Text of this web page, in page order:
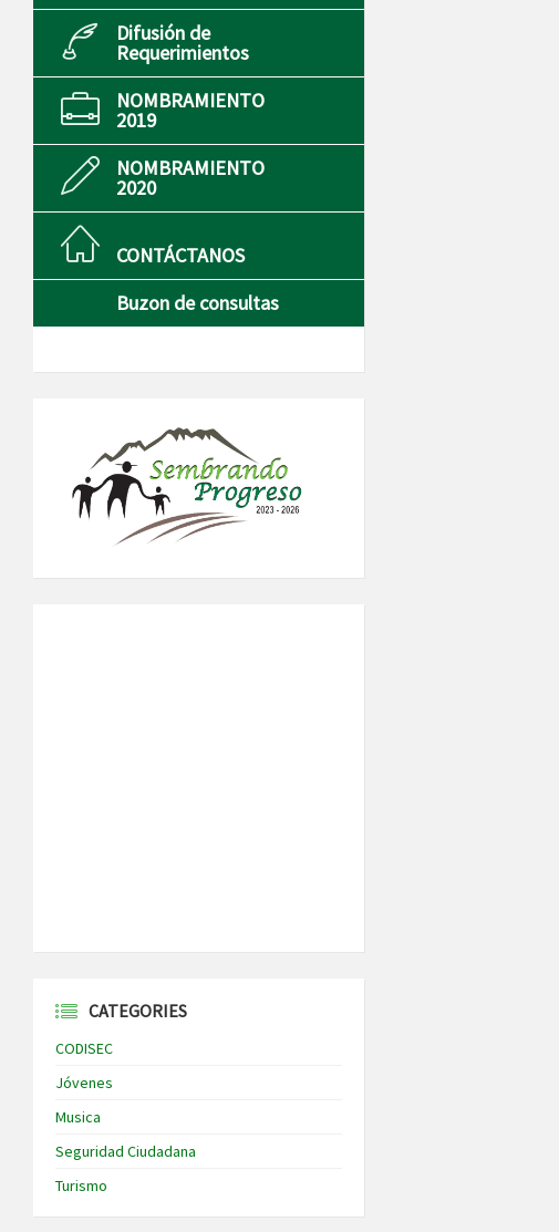
Difusión de
Requerimientos
NOMBRAMIENTO
2019
NOMBRAMIENTO
2020
CONTÁCTANOS
Buzon de consultas
CATEGORIES
CODISEC
Jóvenes
Musica
Seguridad Ciudadana
Turismo